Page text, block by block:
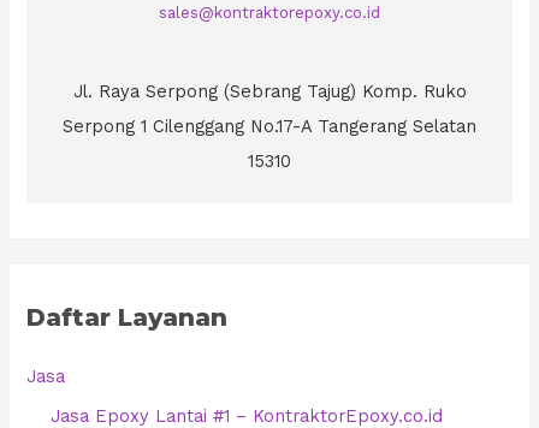
sales@kontraktorepoxy.co.id
Jl. Raya Serpong (Sebrang Tajug) Komp. Ruko
Serpong 1 Cilenggang No.17-A Tangerang Selatan
15310
Daftar Layanan
Jasa
Jasa Epoxy Lantai #1 – KontraktorEpoxy.co.id